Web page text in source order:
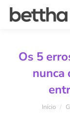
Os 5
nunca
Você
Início